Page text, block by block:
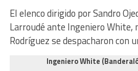
El elenco dirigido por Sandro
Larroudé ante Ingeniero White,
Rodríguez se despacharon con
Ingeniero White